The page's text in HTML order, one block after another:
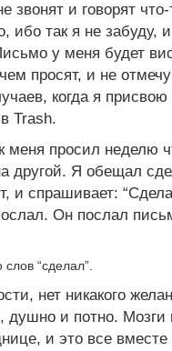
звонят и говорят
ибо так я не забуду,
у меня будет
просят, и не
когда я
Trash.
меня просил неделю
другой. Я обещал
и спрашивает:
Он послал
слов “сделал”.
нет никакого
душно и потно. Мозги
и это все вместе